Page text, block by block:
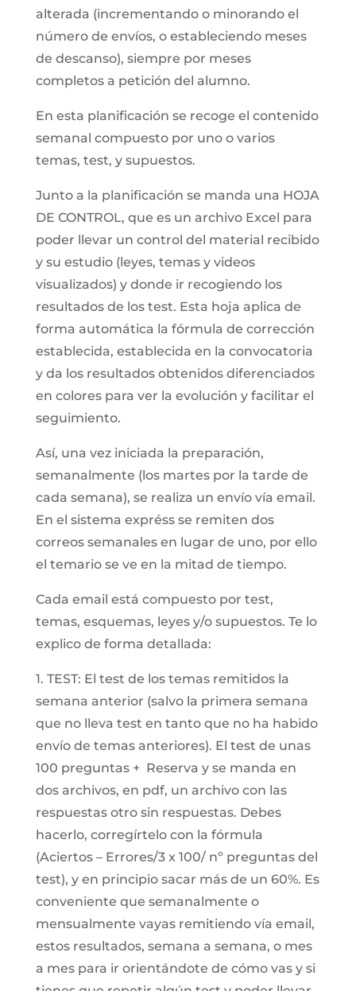
alterada (incrementando o minorando el
número de envíos, o estableciendo meses
de descanso), siempre por meses
completos a petición del alumno.
En esta planificación se recoge el contenido
semanal compuesto por uno o varios
temas, test, y supuestos.
Junto a la planificación se manda una HOJA
DE CONTROL, que es un archivo Excel para
poder llevar un control del material recibido
y su estudio (leyes, temas y videos
visualizados) y donde ir recogiendo los
resultados de los test. Esta hoja aplica de
forma automática la fórmula de corrección
establecida, establecida en la convocatoria
y da los resultados obtenidos diferenciados
en colores para ver la evolución y facilitar el
seguimiento.
Así, una vez iniciada la preparación,
semanalmente (los martes por la tarde de
cada semana), se realiza un envío vía email.
En el sistema expréss se remiten dos
correos semanales en lugar de uno, por ello
el temario se ve en la mitad de tiempo.
Cada email está compuesto por test,
temas, esquemas, leyes y/o supuestos. Te lo
explico de forma detallada:
1. TEST: El test de los temas remitidos la
semana anterior (salvo la primera semana
que no lleva test en tanto que no ha habido
envío de temas anteriores). El test de unas
100 preguntas + Reserva y se manda en
dos archivos, en pdf, un archivo con las
respuestas otro sin respuestas. Debes
hacerlo, corregírtelo con la fórmula
(Aciertos – Errores/3 x 100/ nº preguntas del
test), y en principio sacar más de un 60%. Es
conveniente que semanalmente o
mensualmente vayas remitiendo vía email,
estos resultados, semana a semana, o mes
a mes para ir orientándote de cómo vas y si